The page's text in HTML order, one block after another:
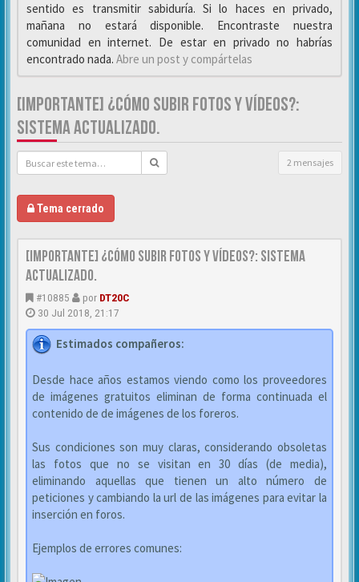
sentido es transmitir sabiduría. Si lo haces en privado,
mañana no estará disponible. Encontraste nuestra
comunidad en internet. De estar en privado no habrías
encontrado nada. Abre un post y compártelas
[IMPORTANTE] ¿CÓMO SUBIR FOTOS Y VÍDEOS?:
SISTEMA ACTUALIZADO.
2 mensajes
Tema cerrado
[IMPORTANTE] ¿Cómo subir FOTOS y VÍDEOS?: Sistema
actualizado.
#10885 por DT20C
30 Jul 2018, 21:17
Estimados compañeros:
Desde hace años estamos viendo como los proveedores
de imágenes gratuitos eliminan de forma continuada el
contenido de de imágenes de los foreros.
Sus condiciones son muy claras, considerando obsoletas
las fotos que no se visitan en 30 días (de media),
eliminando aquellas que tienen un alto número de
peticiones y cambiando la url de las imágenes para evitar la
inserción en foros.
Ejemplos de errores comunes: